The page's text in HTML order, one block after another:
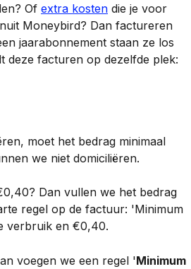
Of extra kosten die je voor
Moneybird? Dan factureren
jaarabonnement staan ze los
deze facturen op dezelfde plek:
moet het bedrag minimaal
we niet domiciliëren.
Dan vullen we het bedrag
regel op de factuur: 'Minimum
verbruik en €0,40.
voegen we een regel 'Minimum